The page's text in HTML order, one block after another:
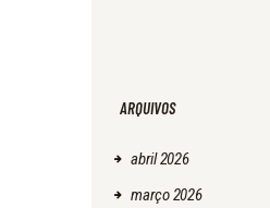
ARQUIVOS
abril2026
março2026